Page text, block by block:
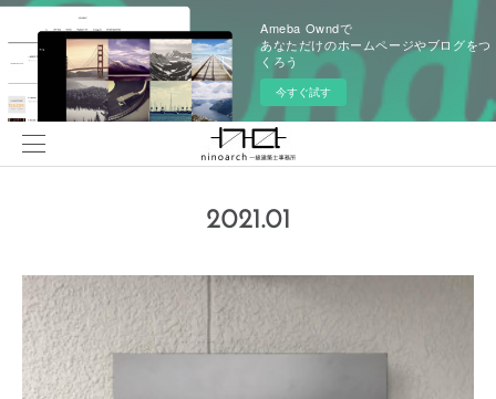
Ameba Owndで
あなただけのホームページやブログをつ
くろう
今すぐ試す
2021.01